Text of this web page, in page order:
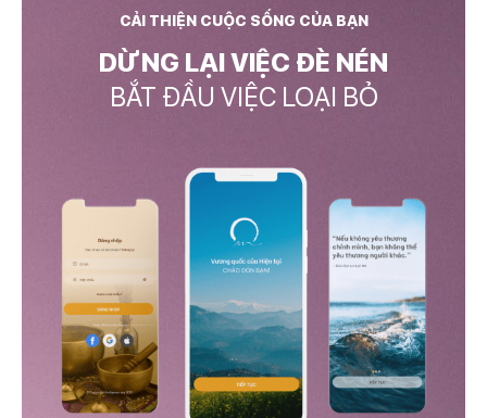
CẢI THIỆN CUỘC SỐNG CỦA BẠN
DỪNG LẠI VIỆC ĐÈ NÉN
BẮT ĐẦU VIỆC LOẠI BỎ